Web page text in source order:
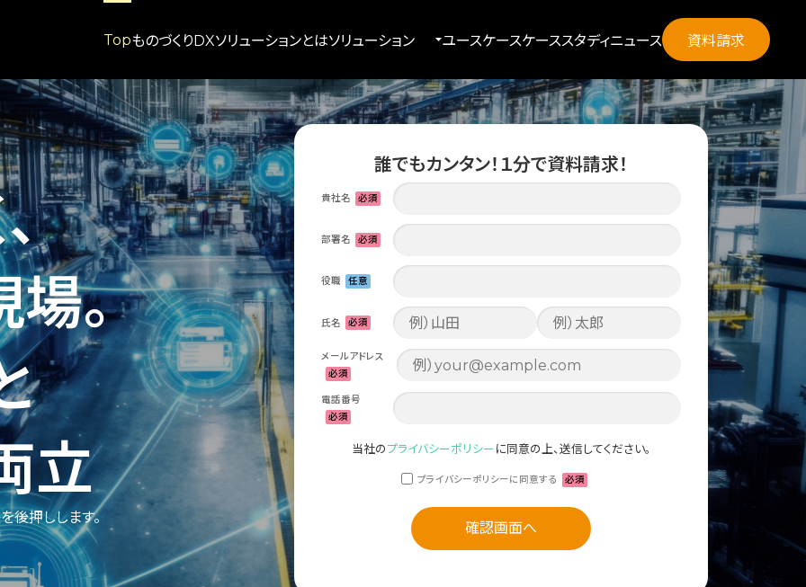
TopものづくりDXソリューションとはソリューション
Solution TOP
Profet AI
Meister Manufact X
ユースケースケーススタディニュース 資料請求
。
立
後押しします。
誰でもカンタン！ １分で資料請求！
貴社名 必須
部署名 必須
役職 任意
氏名 必須
メールアドレス
必須
電話番号
必須
当社の プライバシーポリシー に同意の上、送信してください。
プライバシーポリシーに同意する 必須